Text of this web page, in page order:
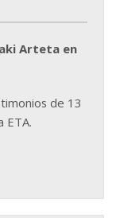
Arteta en
de 13
ETA.